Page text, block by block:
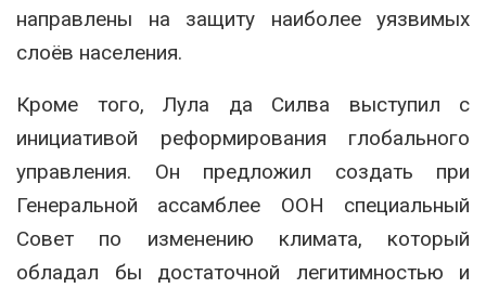
направлены на защиту наиболее уязвимых
слоёв населения.
Кроме того, Лула да Силва выступил с
инициативой реформирования глобального
управления. Он предложил создать при
Генеральной ассамблее ООН специальный
Совет по изменению климата, который
обладал бы достаточной легитимностью и